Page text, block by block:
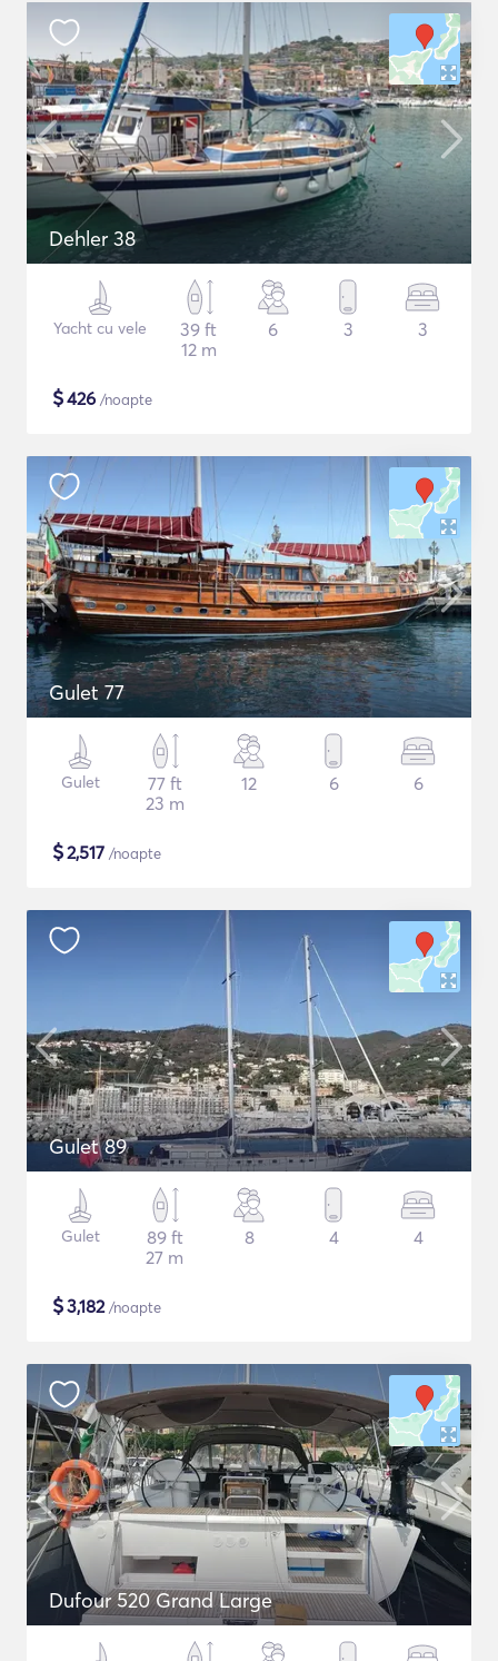
Dehler 38
Yacht cu vele
39 ft
12 m
6 3 3
$426 /noapte
Gulet 77
Gulet
77 ft
23 m
12 6 6
$2,517 /noapte
Gulet 89
Gulet
89 ft
27 m
8 4 4
$3,182/noapte
Dufour 520 Grand Large